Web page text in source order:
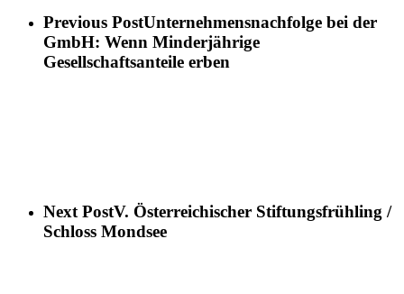
Previous PostUnternehmensnachfolge bei der
GmbH: Wenn Minderjährige
Gesellschaftsanteile erben
Next PostV. Österreichischer Stiftungsfrühling /
Schloss Mondsee